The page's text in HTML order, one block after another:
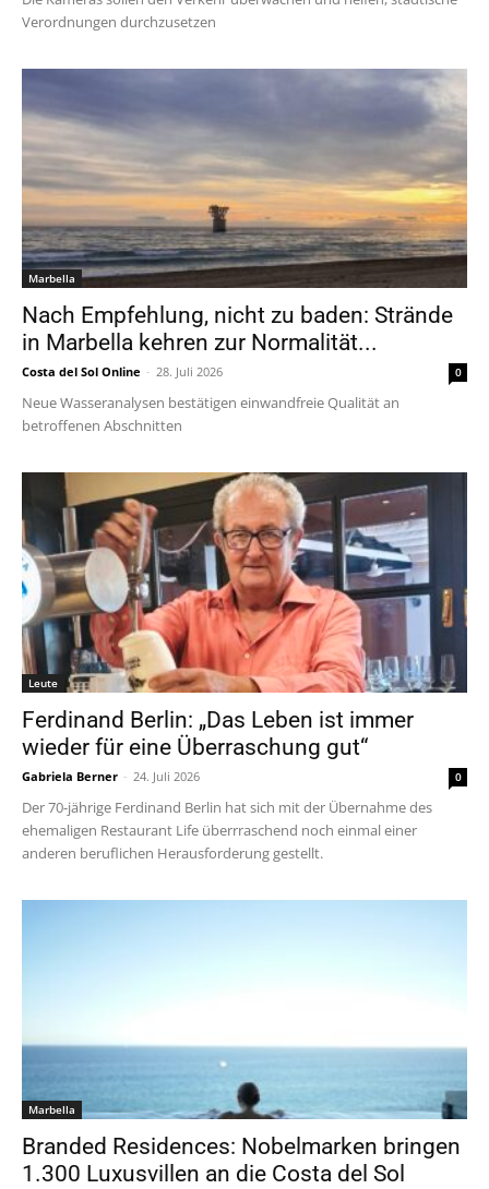
Verordnungen durchzusetzen
Marbella
Nach Empfehlung, nicht zu baden: Strände
in Marbella kehren zur Normalität...
Costa del Sol Online - 28. Juli 2026 0
Neue Wasseranalysen bestätigen einwandfreie Qualität an
betroffenen Abschnitten
Leute
Ferdinand Berlin: „Das Leben ist immer
wieder für eine Überraschung gut“
Gabriela Berner - 24. Juli 2026 0
Der 70-jährige Ferdinand Berlin hat sich mit der Übernahme des
ehemaligen Restaurant Life überrraschend noch einmal einer
anderen beruflichen Herausforderung gestellt.
Marbella
Branded Residences: Nobelmarken bringen
1.300 Luxusvillen an die Costa del Sol